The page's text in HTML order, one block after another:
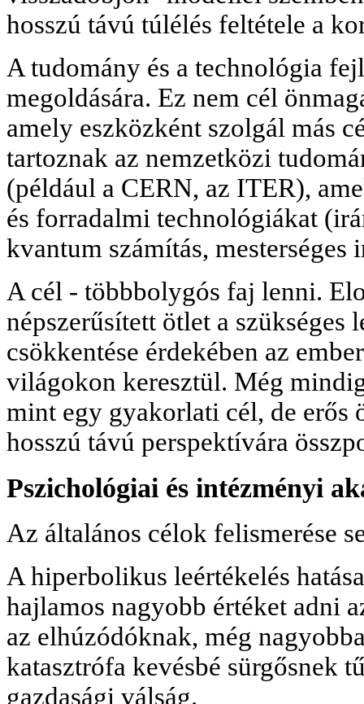
hosszú távú túlélés feltétele a
A tudomány és a technológia
megoldására. Ez nem cél
amely eszközként szolgál más
tartoznak az nemzetközi
(például a CERN, az ITER),
és forradalmi technológiákat
kvantum számítás,
A cél - többbolygós faj lenni.
népszerűsített ötlet a szükséges
csökkentése érdekében az
világokon keresztül. Még
mint egy gyakorlati cél, de erős
hosszú távú perspektívára
Pszichológiai és intézményi
Az általános célok felismerése
A hiperbolikus leértékelés
hajlamos nagyobb értéket adni
az elhúzódóknak, még
katasztrófa kevésbé sürgősnek
gazdasági válság.